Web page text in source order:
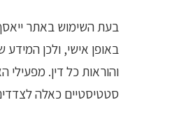
בעת השימוש באתר
באופן אישי, ולכן
והוראות כל דין.
סטטיסטיים כאלה